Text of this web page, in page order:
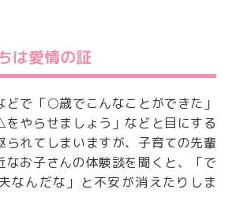
は愛情の証
どで「○歳でこんなことができた」
やらせましょう」などと目にする
られてしまいますが、子育ての先輩
なお子さんの体験談を聞くと、「で
なんだな」と不安が消えたりしま